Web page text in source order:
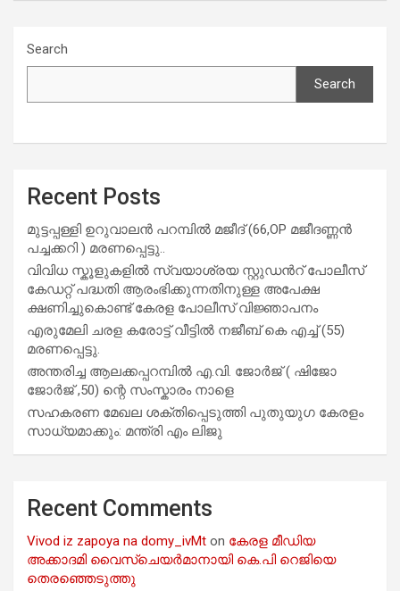
Search
Search
Recent Posts
മുട്ടപ്പള്ളി ഉറുവാലൻ പറമ്പിൽ മജീദ് (66,OP മജീദണ്ണൻ
പച്ചക്കറി ) മരണപ്പെട്ടു..
വിവിധ സ്കൂളുകളില്‍ സ്വയാശ്രയ സ്റ്റുഡന്‍റ് പോലീസ്
കേഡറ്റ് പദ്ധതി ആരംഭിക്കുന്നതിനുള്ള അപേക്ഷ
ക്ഷണിച്ചുകൊണ്ട് കേരള പോലീസ് വിജ്ഞാപനം
എരുമേലി ചരള കരോട്ട് വീട്ടിൽ നജീബ് കെ എച്ച് (55)
മരണപ്പെട്ടു.
അന്തരിച്ച ആ​ല​ക്ക​പ്പ​റമ്പിൽ​ എ.​വി. ജോ​ർ​ജ് ( ഷിജോ
ജോർജ് ,50) ന്റെ സംസ്കാരം നാളെ
സഹകരണ മേഖല ശക്തിപ്പെടുത്തി പുതുയുഗ കേരളം
സാധ്യമാക്കും: മന്ത്രി എം ലിജു
Recent Comments
Vivod iz zapoya na domy_ivMt on കേരള മീഡിയ
അക്കാദമി വൈസ്ചെയർമാനായി കെ.പി റെജിയെ
തെരഞ്ഞെടുത്തു